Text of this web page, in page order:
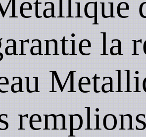
la